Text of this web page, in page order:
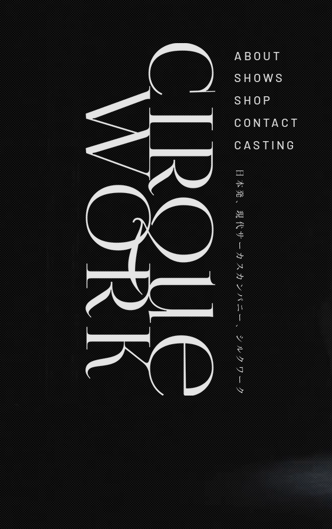
ABOUT
SHOWS
SHOP
CONTACT
日本発、現代サーカスカンパニー、シルクワーク
CASTING